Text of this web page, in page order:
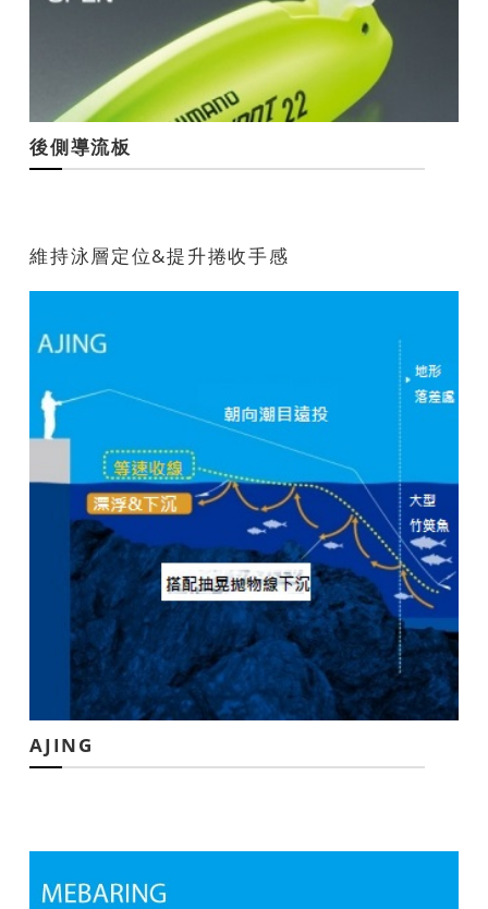
後側導流板
維持泳層定位&提升捲收手感
AJING